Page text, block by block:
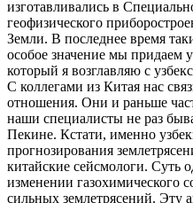
изготавливались в
геофизического
Земли. В последнее время
особое значение мы придаем
который я возглавляю с
С коллегами из Китая нас
отношения. Они и раньше
наши специалисты не раз
Пекине. Кстати, именно
прогнозирования
китайские сейсмологи. Суть
изменении газохимического
сильных землетрясений. Эту